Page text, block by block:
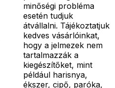
minőségi probléma
esetén tudjuk
átvállalni. Tájékoztatjuk
kedves vásárlóinkat,
hogy a jelmezek nem
tartalmazzák a
kiegészítőket, mint
például harisnya,
ékszer, cipő, paróka,